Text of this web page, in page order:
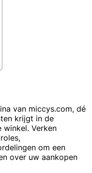
van miccys.com, dé
krijgt in de
winkel. Verken
om een
over uw aankopen